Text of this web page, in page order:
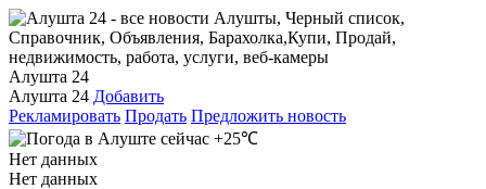
Алушта 24
Алушта 24 Добавить
Рекламировать Продать Предложить новость
+25℃
Нет данных
Нет данных